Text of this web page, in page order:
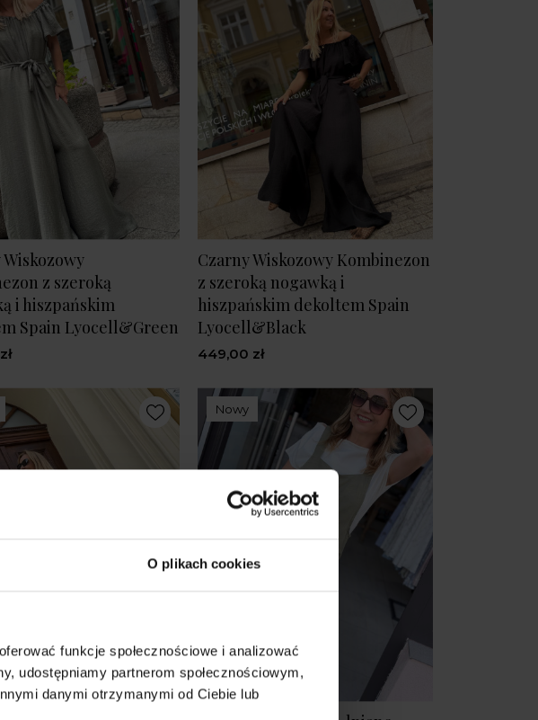
O plikach cookies
funkcje społecznościowe i analizować
udostępniamy partnerom społecznościowym,
danymi otrzymanymi od Ciebie lub
z szeroką
i hiszpańskim
Spain Lyocell&Green
Czarny Wiskozowy Kombinezon
z szeroką nogawką i
hiszpańskim dekoltem Spain
Lyocell&Black
449,00 zł
Nowy